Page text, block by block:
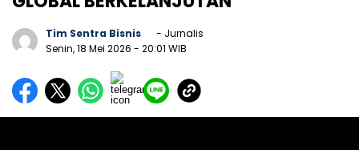
Tim Sentra Bisnis
- Jurnalis
Senin, 18 Mei 2026 - 20:01 WIB